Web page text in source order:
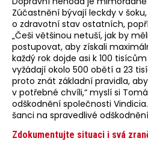
Zúčastnění bývají leckdy v
o zdravotní stav ostatních,
„Češi většinou netuší, jak by
postupovat, aby získali
každý rok dojde asi k 100
vyžádají okolo 500 obětí a 23
proto znát základní pravidla,
v potřebné chvíli,“ myslí si
odškodnění společnosti
šanci na spravedlivé
Zdokumentujte situaci i svá